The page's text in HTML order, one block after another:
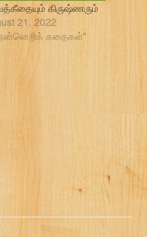
கிருஷ்ணரும்
21, 2022
கதைகள்"